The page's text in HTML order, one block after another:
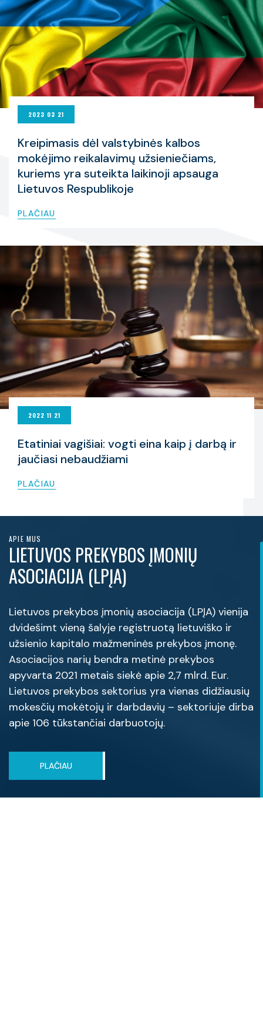
2023 03 21
Kreipimasis dėl valstybinės kalbos
mokėjimo reikalavimų užsieniečiams,
kuriems yra suteikta laikinoji apsauga
Lietuvos Respublikoje
PLAČIAU
2022 11 21
Etatiniai vagišiai: vogti eina kaip į darbą ir
jaučiasi nebaudžiami
PLAČIAU
APIE MUS
LIETUVOS PREKYBOS ĮMONIŲ
ASOCIACIJA (LPĮA)
Lietuvos prekybos įmonių asociacija (LPĮA) vienija
dvidešimt vieną šalyje registruotą lietuviško ir
užsienio kapitalo mažmeninės prekybos įmonę.
Asociacijos narių bendra metinė prekybos
apyvarta 2021 metais siekė apie 2,7 mlrd. Eur.
Lietuvos prekybos sektorius yra vienas didžiausių
mokesčių mokėtojų ir darbdavių – sektoriuje dirba
apie 106 tūkstančiai darbuotojų.
PLAČIAU